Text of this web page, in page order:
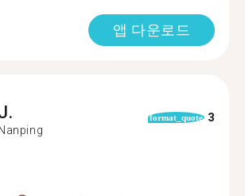
앱 다운로드
format_quote 3